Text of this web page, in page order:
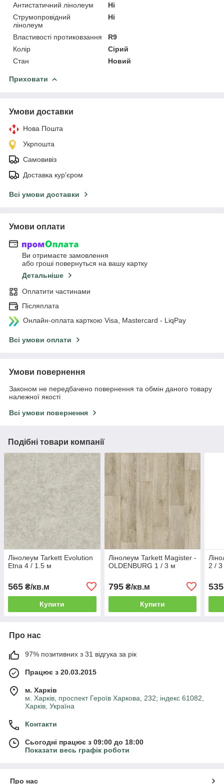
Антистатичний лінолеум
Ні
Струмопровідний
лінолеум
Ні
Властивості протиковзання
R9
Колір
Сірий
Стан
Новий
Приховати
Умови доставки
Нова Пошта
Укрпошта
Самовивіз
Доставка кур'єром
Всі умови доставки
Умови оплати
Ви отримаєте замовлення
або гроші повернуться на вашу картку
Детальніше
Оплатити частинами
Післяплата
Онлайн-оплата карткою Visa, Mastercard - LiqPay
Всі умови оплати
Умови повернення
Законом не передбачено повернення та обмін даного товару
належної якості
Всі умови повернення
Подібні товари компанії
Лінолеум Tarkett Evolution
Etna 4 / 1.5 м
565 ₴/кв.м
Купити
Лінолеум Tarkett Magister -
OLDENBURG 1 / 3 м
795₴/кв.м
Купити
2 /
535
Про нас
97% позитивних з 31 відгука за рік
Працює з 20.03.2015
м. Харків
м. Харків, проспект Героїв Харкова, 232; індекс 61082,
Харків, Україна
Контакти
Сьогодні працює з 09:00 до 18:00
Показати весь графік роботи
Про нас